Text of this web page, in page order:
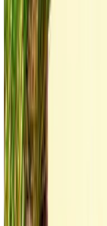
MAD 1600
Luchthaven, Rabat
Tonen 1 - 1 van 1 auto's
1